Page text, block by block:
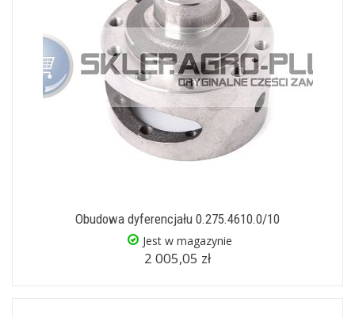
Obudowa dyferencjału 0.275.4610.0/10
Jest w magazynie
2 005,05 zł